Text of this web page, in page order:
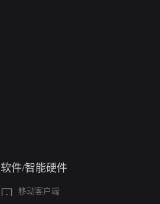
软件/智能硬件
移动客户端